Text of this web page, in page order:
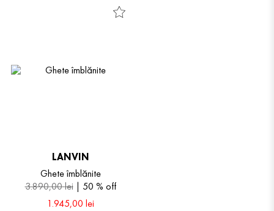
LANVIN
Ghete îmblănite
3.890,00lei 50 % off
1.945,00 lei